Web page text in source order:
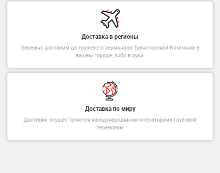
Доставка в регионы
Бережно доставим до грузового терминала Транспортной Компании в
вашем городе, либо в руки.
Доставка по миру
Доставка осуществляется международными операторами грузовой
перевозки.